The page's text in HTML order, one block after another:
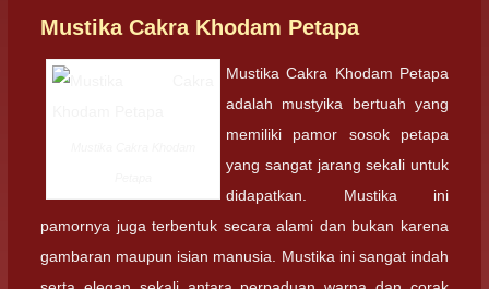
Mustika Cakra Khodam Petapa
Mustika Cakra Khodam Petapa
adalah mustyika bertuah yang
memiliki pamor sosok petapa
yang sangat jarang sekali untuk
didapatkan. Mustika ini
pamornya juga terbentuk secara alami dan bukan karena
gambaran maupun isian manusia. Mustika ini sangat indah